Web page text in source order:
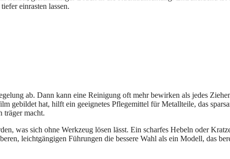
einrasten lassen.
ab. Dann kann eine Reinigung oft mehr bewirken als jedes
gebildet hat, hilft ein geeignetes Pflegemittel für Metallteile, das
träger macht.
was sich ohne Werkzeug lösen lässt. Ein scharfes Hebeln oder
leichtgängigen Führungen die bessere Wahl als ein Modell, das